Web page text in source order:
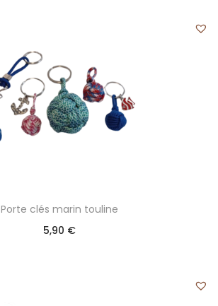
Porte clés marin touline
5,90 €